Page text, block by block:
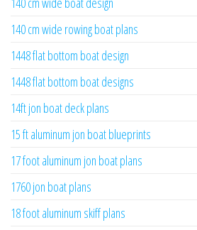
140 cm wide rowing boat plans
1448 flat bottom boat design
1448 flat bottom boat designs
14ft jon boat deck plans
15 ft aluminum jon boat blueprints
17 foot aluminum jon boat plans
1760 jon boat plans
18 foot aluminum skiff plans